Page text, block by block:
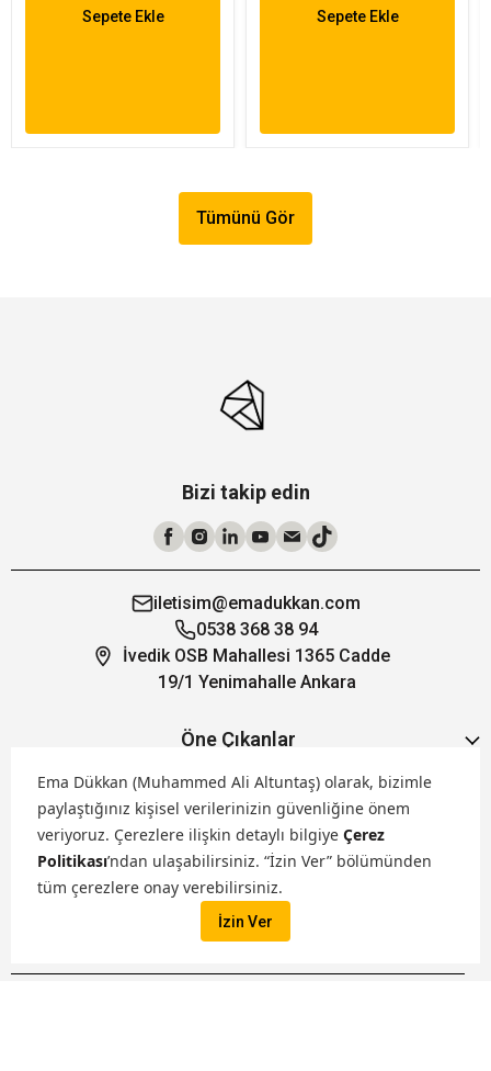
Ema Dükkan (Muhammed Ali Altuntaş) olarak, bizimle
paylaştığınız kişisel verilerinizin güvenliğine önem
veriyoruz. Çerezlere ilişkin detaylı bilgiye Çerez
Politikası’ndan ulaşabilirsiniz. “İzin Ver” bölümünden
tüm çerezlere onay verebilirsiniz.
İzin Ver
Sepete Ekle Sepete Ekle
Tümünü Gör
Bizi takip edin
iletisim@emadukkan.com
0538 368 38 94
İvedik OSB Mahallesi 1365 Cadde
19/1 Yenimahalle Ankara
Öne Çıkanlar
Hakkımızda
Markalarımız
Satış Kanallarımız